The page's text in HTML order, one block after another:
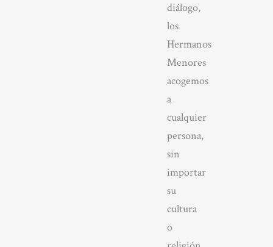
diálogo,
los
Hermanos
Menores
acogemos
a
cualquier
persona,
sin
importar
su
cultura
o